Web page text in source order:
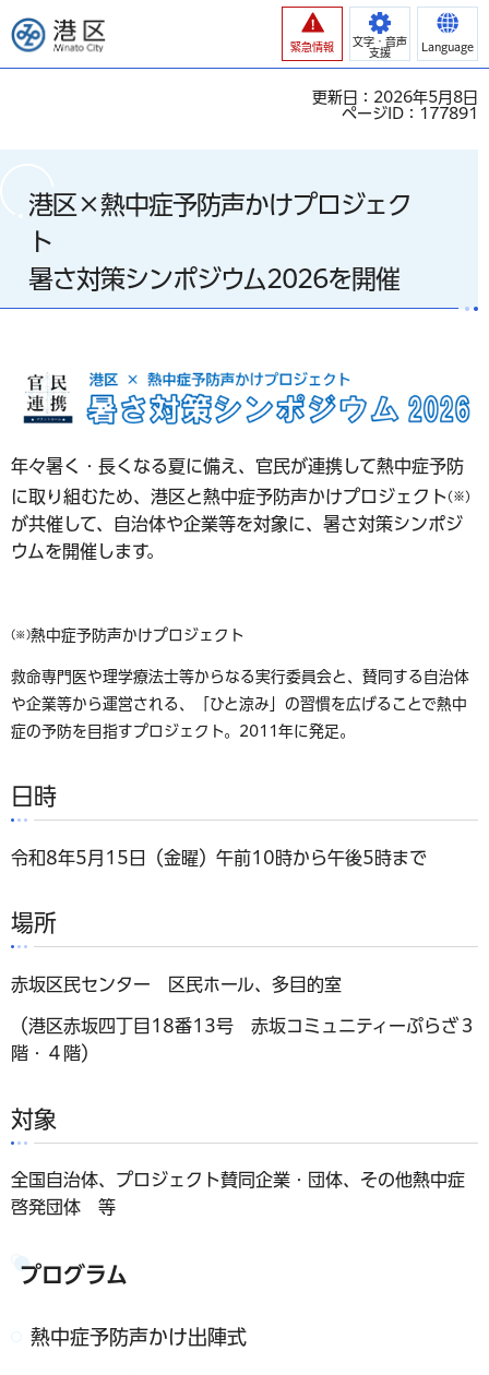
港区
緊急情報
文字・音声
支援
Language
更新日：2026年5月8日
ページID：177891
港区×熱中症予防声かけプロジェク
ト
暑さ対策シンポジウム2026を開催
年々暑く・長くなる夏に備え、官民が連携して熱中症予防
に取り組むため、港区と熱中症予防声かけプロジェクト (※)
が共催して、自治体や企業等を対象に、暑さ対策シンポジ
ウムを開催します。
(※)熱中症予防声かけプロジェクト
救命専門医や理学療法士等からなる実行委員会と、賛同する自治体
や企業等から運営される、「ひと涼み」の習慣を広げることで熱中
症の予防を目指すプロジェクト。2011年に発足。
日時
令和8年5月15日（金曜）午前10時から午後5時まで
場所
赤坂区民センター 区民ホール、多目的室
（港区赤坂四丁目18番13号 赤坂コミュニティーぷらざ３
階・４階）
対象
全国自治体、プロジェクト賛同企業・団体、その他熱中症
啓発団体 等
プログラム
熱中症予防声かけ出陣式